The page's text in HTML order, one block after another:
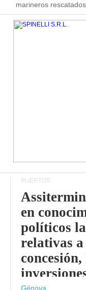
marineros
PUERTOS
en
políticos
relativas a
concesión,
Génova